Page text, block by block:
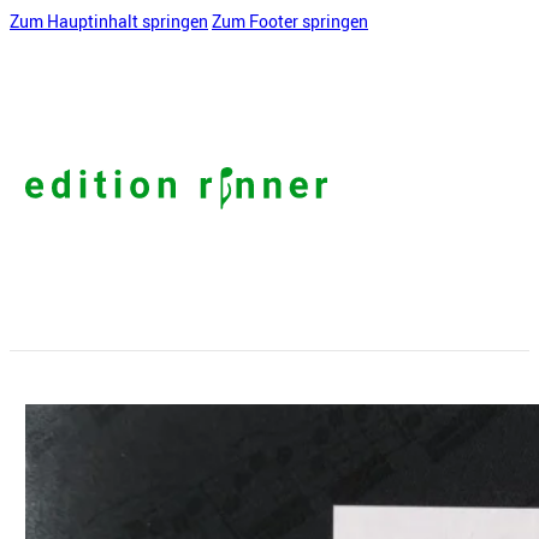
Zum Hauptinhalt springen Zum Footer springen